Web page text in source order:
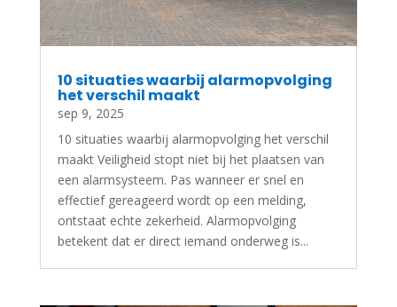
10 situaties waarbij alarmopvolging
het verschil maakt
sep 9, 2025
10 situaties waarbij alarmopvolging het verschil
maakt Veiligheid stopt niet bij het plaatsen van
een alarmsysteem. Pas wanneer er snel en
effectief gereageerd wordt op een melding,
ontstaat echte zekerheid. Alarmopvolging
betekent dat er direct iemand onderweg is...